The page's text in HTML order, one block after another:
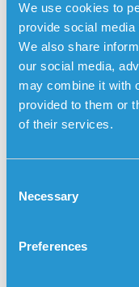
We use cookies to
provide social
We also share
our social media,
may combine it with
provided to them or
of their services.
Necessary
Preferences
Styrketräning
Starka muskler
stabilisera
styrketräning,
kan göra stor
allmänna
Kontrollera
Vissa läkemedel kan
regelbundet gå
tillsammans med
Trygghetslarm